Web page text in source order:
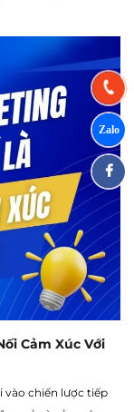
Cảm Xúc Với
vào chiến lược tiếp